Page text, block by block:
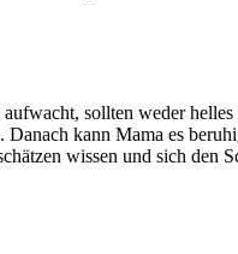
sollten weder
kann Mama es
wissen und sich den